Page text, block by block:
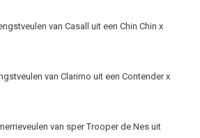
van Casall uit een Chin Chin x
van Clarimo uit een Contender x
van sper Trooper de Nes uit